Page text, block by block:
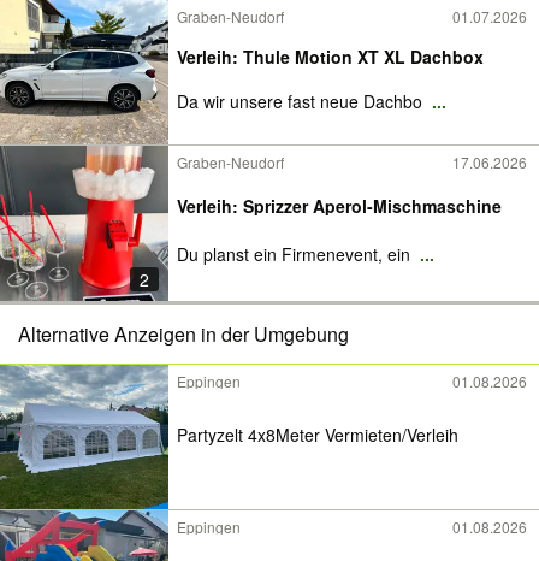
Graben-Neudorf 01.07.2026
Verleih: Thule Motion XT XL Dachbox
Da wir unsere fast neue Dachbo ...
2
Graben-Neudorf 17.06.2026
Verleih: Sprizzer Aperol-Mischmaschine
Du planst ein Firmenevent, ein ...
Alternative Anzeigen in der Umgebung
Eppingen 01.08.2026
Partyzelt 4x8Meter Vermieten/Verleih
Eppingen 01.08.2026